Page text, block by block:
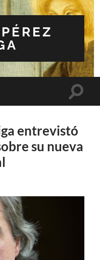
entrevistó
su nueva